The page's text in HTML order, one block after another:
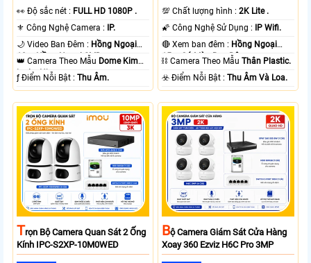
️👀 Độ sắc nét : FULL HD 1080P .
⚜️ Công Nghệ Camera :
IP.
🌙 Video Ban Đêm : Hồng Ngoại
10m Hồng Ngoại SMD.
👑 Camera Theo Mẫu Dome Kim
loại + Nhựa.
️ƒ Điểm Nỗi Bật :Thu Âm.
💯 Chất lượng hình :2K Lite .
🌠 Công Nghệ Sử Dụng :
IP Wifi.
🔴 Xem ban đêm : Hồng Ngoại
15m Có Màu Ban Ðêm.
⛓ Camera Theo MẫuThân Plastic.
️☣️ Điểm Nỗi Bật :Thu Âm Và Loa.
TRọn Bộ Camera Quan Sát 2 Ống
Kính IPC-S2XP-10M0WED
BỘ Camera Giám Sát Cửa Hàng
Xoay 360 Ezviz H6C Pro 3MP